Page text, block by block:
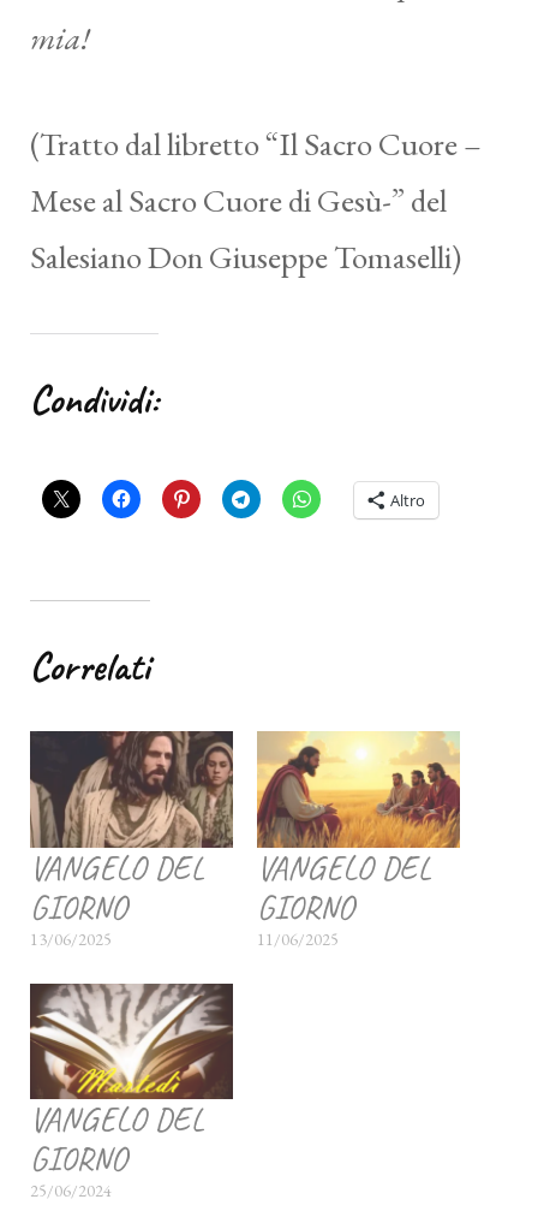
mia!
(Tratto dal libretto “Il Sacro Cuore –
Mese al Sacro Cuore di Gesù-” del
Salesiano Don Giuseppe Tomaselli)
Condividi:
Altro
Correlati
VANGELO DEL
GIORNO
13/06/2025
VANGELO DEL
GIORNO
11/06/2025
VANGELO DEL
GIORNO
25/06/2024